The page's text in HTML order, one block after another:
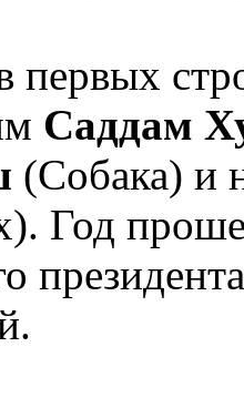
первых
Саддам
(Собака) и
Год